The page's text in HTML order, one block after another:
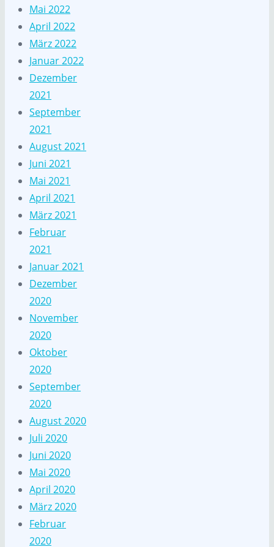
Mai 2022
April 2022
März 2022
Januar 2022
Dezember
2021
September
2021
August 2021
Juni 2021
Mai 2021
April 2021
März 2021
Februar
2021
Januar 2021
Dezember
2020
November
2020
Oktober
2020
September
2020
August 2020
Juli 2020
Juni 2020
Mai 2020
April 2020
März 2020
Februar
2020